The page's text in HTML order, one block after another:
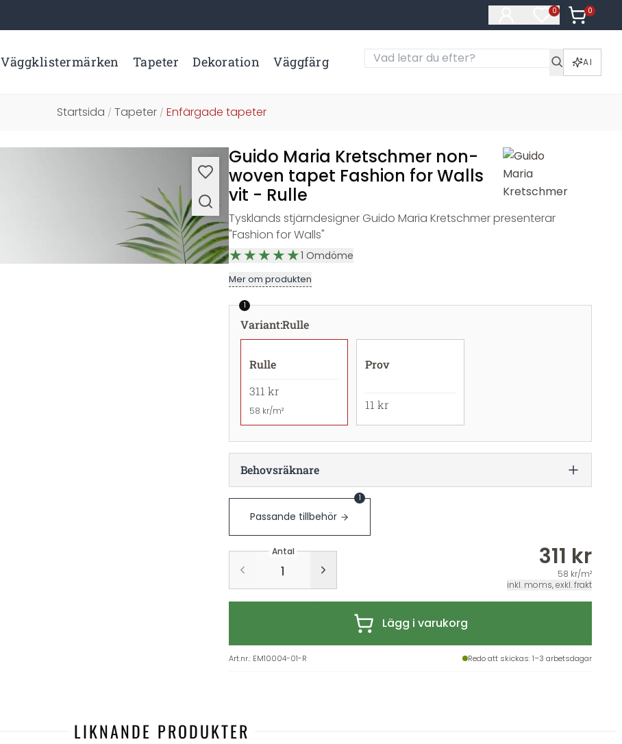
0
Artiklar på
0
Artiklar i
Väggklistermärken Tapeter Dekoration Väggfärg AI
Startsida / Tapeter / Enfärgade tapeter
Guido Maria Kretschmer non-
woven tapet Fashion for Walls
vit - Rulle
Tysklands stjärndesigner Guido Maria Kretschmer presenterar
"Fashion for Walls"
1 Omdöme
Mer om produkten
1
Variant:Rulle
Rulle
311 kr
58 kr/m²
Prov
11 kr
Behovsräknare
Passande tillbehör
1
Antal 311 kr
58 kr/m²
inkl. moms, exkl. frakt
Lägg i varukorg
Art.nr.: EM10004-01-R Redo att skickas: 1–3 arbetsdagar
LIKNANDE PRODUKTER